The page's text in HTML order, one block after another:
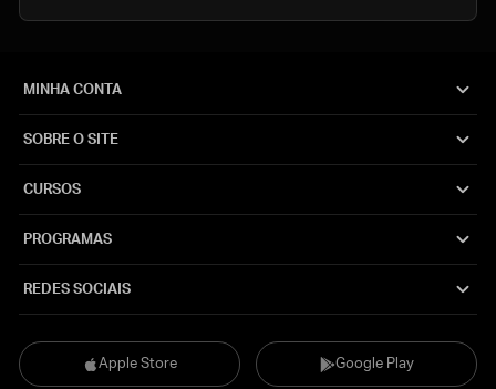
Apple Store Google Play
MINHA CONTA
SOBRE O SITE
CURSOS
PROGRAMAS
REDES SOCIAIS